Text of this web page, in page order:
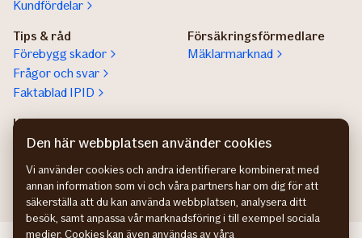
Kundfördelar
Tips & råd
Förebygg skador
Frågor och svar
Faktablad IPID
Försäkringsförmedlare
Mäklarmarknad
Kundservice privatperson
Kontaktuppgifter
Lokala säljare
Hitta säljare för stora
Den här webbplatsen använder cookies
Vi använder cookies och andra identifierare kombinerat med
annan information som vi och våra partners har om dig för att
säkerställa att du kan använda webbplatsen, analysera ditt
besök, samt anpassa vår marknadsföring i till exempel sociala
medier. Cookies kan även användas av våra